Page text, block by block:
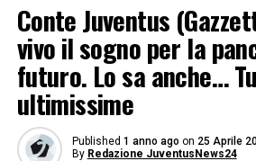
Conte Juventus
vivo il sogno per la
futuro. Lo sa anche…
ultimissime
Published 1 anno ago on 25 Aprile
By Redazione JuventusNews24